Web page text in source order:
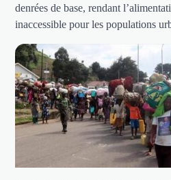
denrées de base, rendant
inaccessible pour les populations